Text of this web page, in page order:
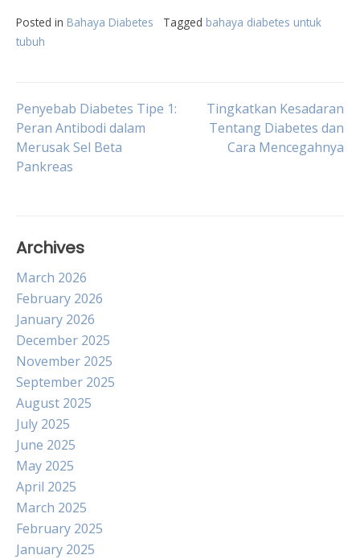
Posted in Bahaya Diabetes Tagged bahaya diabetes untuk
tubuh
Post
navigation
Penyebab Diabetes Tipe 1:
Peran Antibodi dalam
Merusak Sel Beta
Pankreas
Tingkatkan Kesadaran
Tentang Diabetes dan
Cara Mencegahnya
Archives
March 2026
February 2026
January 2026
December 2025
November 2025
September 2025
August 2025
July 2025
June 2025
May 2025
April 2025
March 2025
February 2025
January 2025